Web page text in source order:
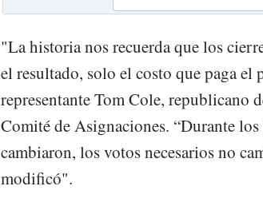
"La historia nos recuerda que los
el resultado, solo el costo que paga el
representante Tom Cole, republicano
Comité de Asignaciones. “Durante
cambiaron, los votos necesarios no
modificó".